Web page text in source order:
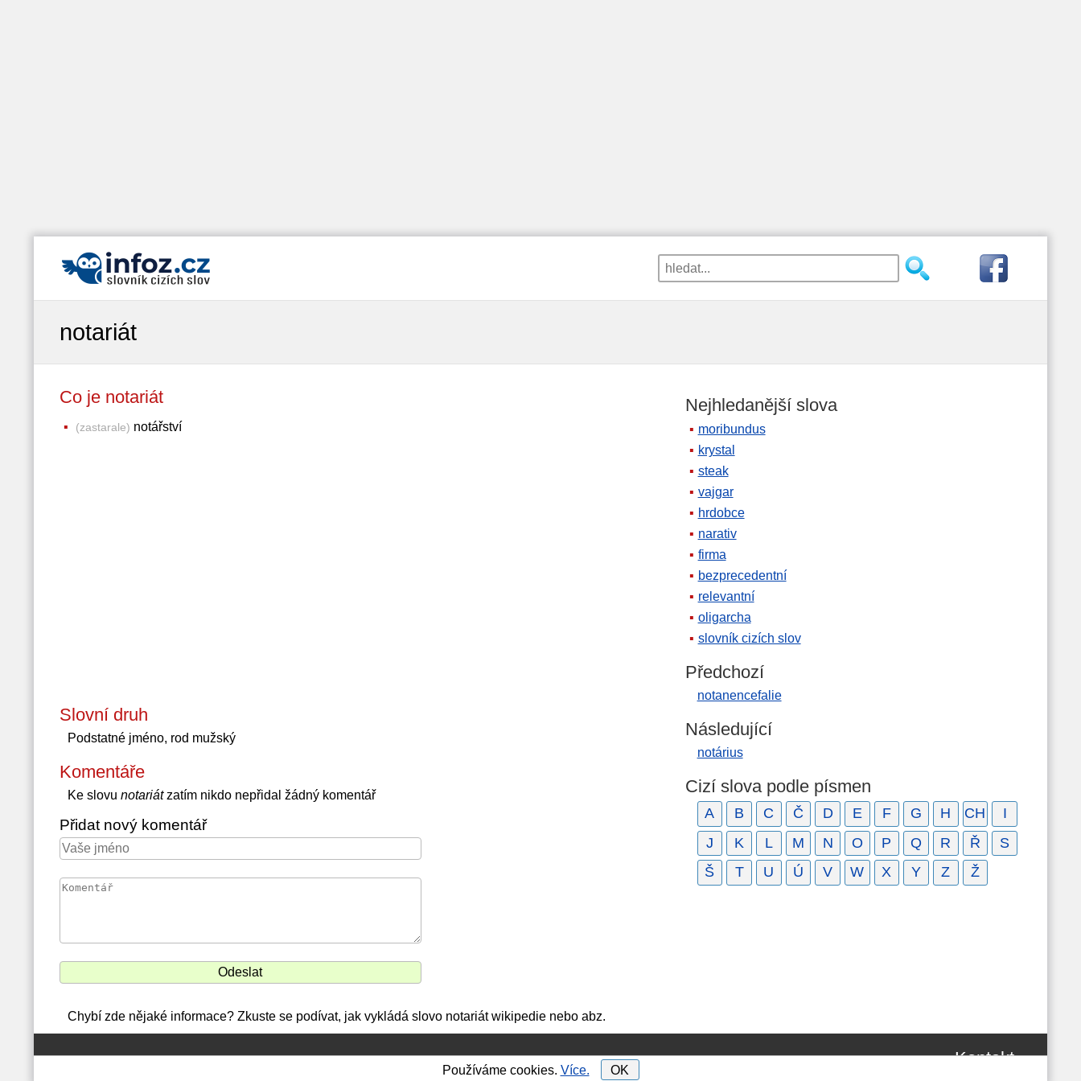
notariát
Co je notariát
(zastarale) notářství
Slovní druh
Podstatné jméno, rod mužský
Komentáře
Ke slovu notariátzatím nikdo nepřidal žádný komentář
Přidat nový komentář
Chybí zde nějaké informace? Zkuste se podívat, jak vykládá slovo notariát wikipedie nebo abz.
Nejhledanější slova
moribundus
krystal
steak
vajgar
hrdobce
narativ
firma
bezprecedentní
relevantní
oligarcha
slovník cizích slov
Předchozí
notanencefalie
Následující
notárius
Cizí slova podle písmen
A B C Č D E F G H CH
I
J
K L M N O P Q R Ř
S
Š
T U Ú V W X Y Z Ž
Kontakt
Používáme cookies. Více. OK